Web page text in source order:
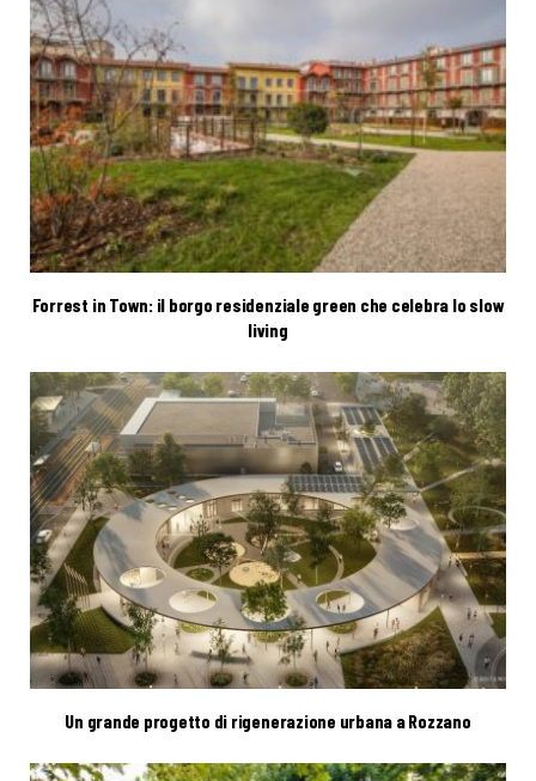
Forrest in Town: il borgo residenziale green che celebra lo slow
living
Un grande progetto di rigenerazione urbana a Rozzano